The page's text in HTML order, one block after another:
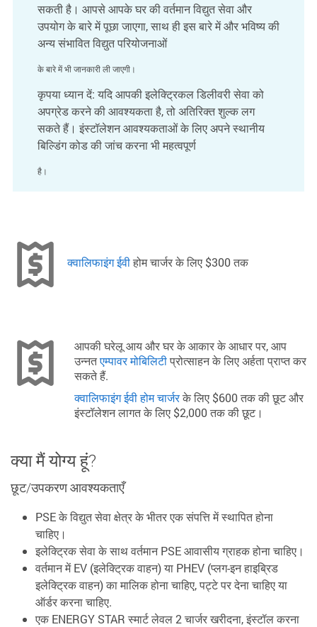
सकती है। आपसे आपके घर की वर्तमान विद्युत सेवा और
उपयोग के बारे में पूछा जाएगा, साथ ही इस बारे में और भविष्य की
अन्य संभावित विद्युत परियोजनाओं
के बारे में भी जानकारी ली जाएगी।
कृपया ध्यान दें: यदि आपकी इलेक्ट्रिकल डिलीवरी सेवा को
अपग्रेड करने की आवश्यकता है, तो अतिरिक्त शुल्क लग
सकते हैं। इंस्टॉलेशन आवश्यकताओं के लिए अपने स्थानीय
बिल्डिंग कोड की जांच करना भी महत्वपूर्ण
है।
क्वालिफाइंग ईवीहोम चार्जर के लिए $300 तक
आपकी घरेलू आय और घर के आकार के आधार पर, आप
उन्नतएम्पावर मोबिलिटीप्रोत्साहन के लिए अर्हता प्राप्त कर
सकते हैं.
क्वालिफाइंग ईवी होम चार्जरके लिए $600 तक की छूट और
इंस्टॉलेशन लागत के लिए $2,000 तक की छूट।
क्या मैं योग्य हूं?
छूट/उपकरण आवश्यकताएँ
PSE के विद्युत सेवा क्षेत्र के भीतर एक संपत्ति में स्थापित होना
चाहिए।
इलेक्ट्रिक सेवा के साथ वर्तमान PSE आवासीय ग्राहक होना चाहिए।
वर्तमान में EV (इलेक्ट्रिक वाहन) या PHEV (प्लग-इन हाइब्रिड
इलेक्ट्रिक वाहन) का मालिक होना चाहिए, पट्टे पर देना चाहिए या
ऑर्डर करना चाहिए.
एक ENERGY STAR स्मार्ट लेवल 2 चार्जर खरीदना, इंस्टॉल करना